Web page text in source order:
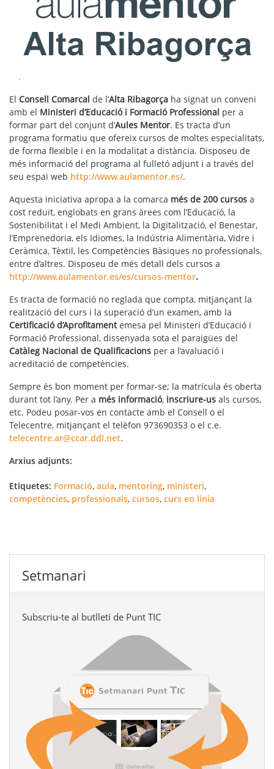
.
El Consell Comarcal de l’Alta Ribagorça ha signat un conveni
amb el Ministeri d’Educació i Formació Professional per a
formar part del conjunt d’Aules Mentor. Es tracta d’un
programa formatiu que ofereix cursos de moltes especialitats,
de forma flexible i en la modalitat a distància. Disposeu de
més informació del programa al fulletó adjunt i a través del
seu espai web http://www.aulamentor.es/.
Aquesta iniciativa apropa a la comarca més de 200 cursos a
cost reduït, englobats en grans àrees com l’Educació, la
Sostenibilitat i el Medi Ambient, la Digitalització, el Benestar,
l’Emprenedoria, els Idiomes, la Indústria Alimentària, Vidre i
Ceràmica, Tèxtil, les Competències Bàsiques no professionals,
entre d’altres. Disposeu de més detall dels cursos a
http://www.aulamentor.es/es/cursos-mentor.
Es tracta de formació no reglada que compta, mitjançant la
realització del curs i la superació d’un examen, amb la
Certificació d’Aprofitamentemesa pel Ministeri d’Educació i
Formació Professional, dissenyada sota el paraigües del
Catàleg Nacional de Qualificacions per a l’avaluació i
acreditació de competències.
Sempre és bon moment per formar-se; la matrícula és oberta
durant tot l’any. Per a més informació, inscriure-us als cursos,
etc. Podeu posar-vos en contacte amb el Consell o el
Telecentre, mitjançant el telèfon 973690353 o el c.e.
telecentre.ar@ccar.ddl.net.
Arxius adjunts:
Etiquetes: Formació, aula, mentoring, ministeri,
competències, professionals, cursos, curs en línia
Setmanari
Subscriu-te al butlletí de Punt TIC